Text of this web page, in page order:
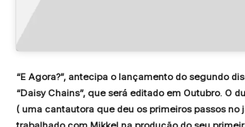
“E Agora?”, antecipa o lançamento do segundo
“Daisy Chains”, que será editado em Outubro. O
( uma cantautora que deu os primeiros passos no